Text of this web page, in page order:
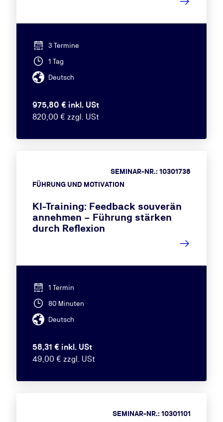
3 Termine
1 Tag
Deutsch
975,80 € inkl. USt
820,00 € zzgl. USt
FÜHRUNG UND MOTIVATION
SEMINAR-NR.: 10301738
KI-Training: Feedback souverän
annehmen – Führung stärken
durch Reflexion
1 Termin
80 Minuten
Deutsch
58,31 € inkl. USt
49,00 € zzgl. USt
SEMINAR-NR.: 10301101